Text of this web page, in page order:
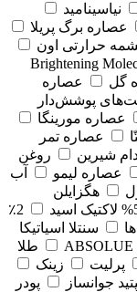
⁠نیاسینامید
عصاره برگ پریلا
حرارتی اون
Brightening
گل
عصاره
پوشش‌دار
عصاره مورینگا
عصاره تمر
شیرین
روغن
عصاره لیمو
آب
هگزایلن
2٪
سنتلا اسیاتیکا
ABSOLUE
طلا
پرلیت
زینک
جوانساز
پودر